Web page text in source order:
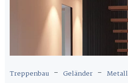
Treppenbau - Geländer -